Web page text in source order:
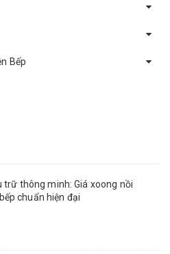
Bếp
trữ thông minh: Giá xoong nồi
bếp chuẩn hiện đại